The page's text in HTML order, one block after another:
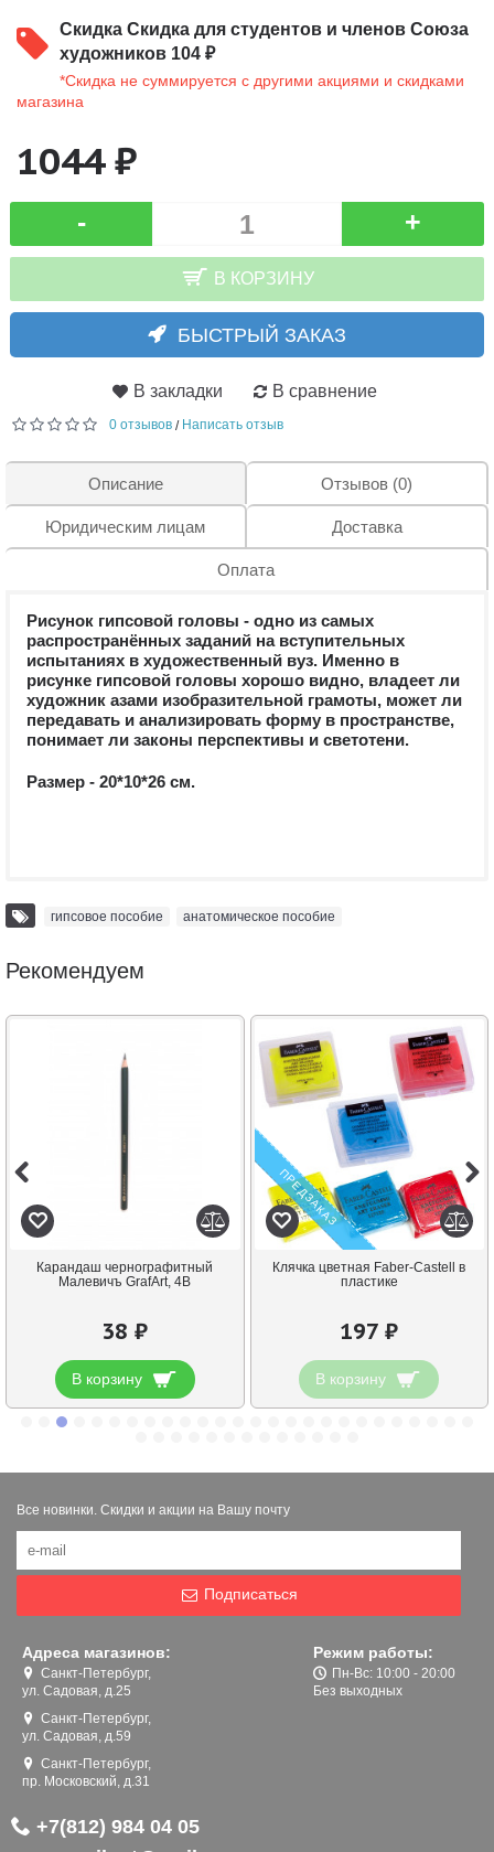
Скидка Скидка для студентов и членов Союза
художников 104 ₽
*Скидка не суммируется с другими акциями и скидками
магазина
1044 ₽
- +
В КОРЗИНУ
БЫСТРЫЙ ЗАКАЗ
В закладки В сравнение
0 отзывов / Написать отзыв
Описание Отзывов (0)
Юридическим лицам Доставка
Оплата
Рисунок гипсовой головы - одно из самых
распространённых заданий на вступительных
испытаниях в художественный вуз. Именно в
рисунке гипсовой головы хорошо видно, владеет ли
художник азами изобразительной грамоты, может ли
передавать и анализировать форму в пространстве,
понимает ли законы перспективы и светотени.
Размер - 20*10*26 см.
гипсовое пособие анатомическое пособие
Рекомендуем
Карандаш чернографитный
Малевичъ GrafArt, 4В
38 ₽
В корзину
ПРЕДЗАКАЗ
Клячка цветная Faber-Castell в
пластике
197 ₽
В корзину
Все новинки. Скидки и акции на Вашу почту
Подписаться
Адреса магазинов:
Санкт-Петербург,
ул. Садовая, д.25
Санкт-Петербург,
ул. Садовая, д.59
Санкт-Петербург,
пр. Московский, д.31
Режим работы:
Пн-Вс: 10:00 - 20:00
Без выходных
+7(812) 984 04 05